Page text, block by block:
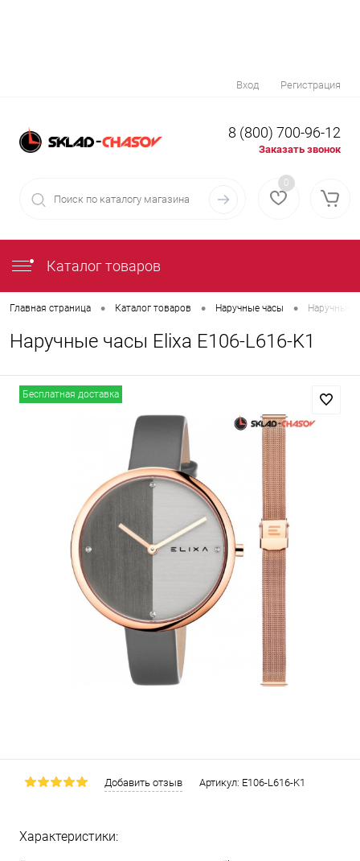
Вход Регистрация
8 (800) 700-96-12
Заказать звонок
0
Каталог товаров
Главная страница • Каталог товаров • Наручные часы • Наручные
Наручные часы Elixa E106-L616-K1
Бесплатная доставка
Добавить отзыв Артикул: E106-L616-K1
Характеристики: